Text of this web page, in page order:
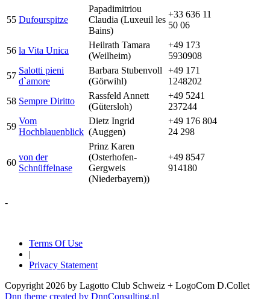
55 Dufourspitze
Papadimitriou
Claudia (Luxeuil les
Bains)
+33 636 11
50 06
56 la Vita Unica
Heilrath Tamara
(Weilheim)
+49 173
5930908
57
Salotti pieni
d`amore
Barbara Stubenvoll
(Görwihl)
+49 171
1248202
58 Sempre Diritto
Rassfeld Annett
(Gütersloh)
+49 5241
237244
59
Vom
Hochblauenblick
Dietz Ingrid
(Auggen)
+49 176 804
24 298
60
von der
Schnüffelnase
Prinz Karen
(Osterhofen-
Gergweis
(Niederbayern))
+49 8547
914180
-
Terms Of Use
|
Privacy Statement
Copyright 2026 by Lagotto Club Schweiz + LogoCom D.Collet
Dnn theme created by DnnConsulting.nl